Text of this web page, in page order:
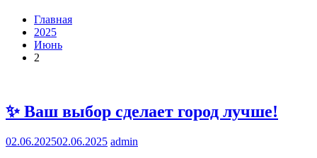
Главная
2025
Июнь
2
✨ Ваш выбор сделает город лучше!
02.06.202502.06.2025 admin